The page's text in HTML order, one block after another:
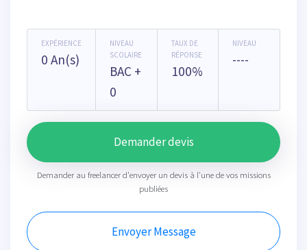
EXPÉRIENCE
0 An(s)
NIVEAU
SCOLAIRE
BAC +
0
TAUX DE
RÉPONSE
100%
NIVEAU
----
Demander devis
Demander au freelancer d'envoyer un devis à l'une de vos missions
publiées
Envoyer Message